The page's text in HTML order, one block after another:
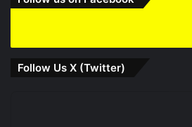
Follow Us X (Twitter)